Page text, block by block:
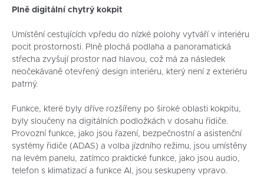
Plně digitální chytrý kokpit
Umístění cestujících vpředu do nízké polohy vytváří v interiéru
pocit prostornosti. Plně plochá podlaha a panoramatická
střecha zvyšují prostor nad hlavou, což má za následek
neočekávaně otevřený design interiéru, který není z exteriéru
patrný.
Funkce, které byly dříve rozšířeny po široké oblasti kokpitu,
byly sloučeny na digitálních podložkách v dosahu řidiče.
Provozní funkce, jako jsou řazení, bezpečnostní a asistenční
systémy řidiče (ADAS) a volba jízdního režimu, jsou umístěny
na levém panelu, zatímco praktické funkce, jako jsou audio,
telefon s klimatizací a funkce AI, jsou seskupeny vpravo.